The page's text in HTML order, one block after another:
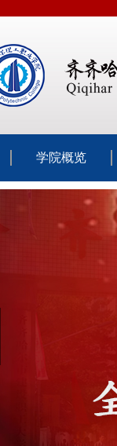
学院概览